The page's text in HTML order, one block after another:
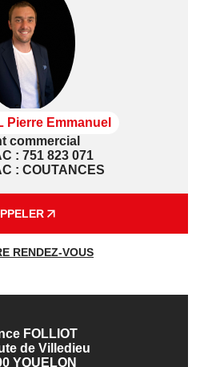
Pierre Emmanuel
commercial
: 751 823 071
: COUTANCES
RENDEZ-VOUS
FOLLIOT
de Villedieu
YQUELON